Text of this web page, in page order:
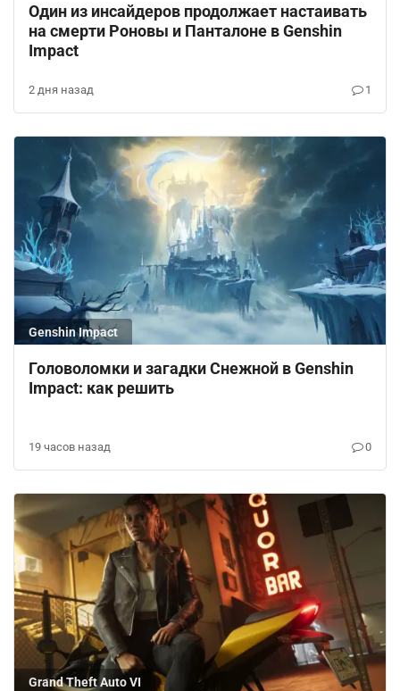
Один из инсайдеров продолжает настаивать
на смерти Роновы и Панталоне в Genshin
Impact
2 дня назад 1
Genshin Impact
Головоломки и загадки Снежной в Genshin
Impact: как решить
19 часов назад 0
Grand Theft Auto VI